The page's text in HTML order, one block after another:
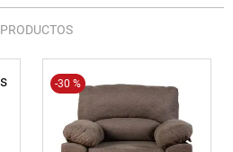
PRODUCTOS
-30 %